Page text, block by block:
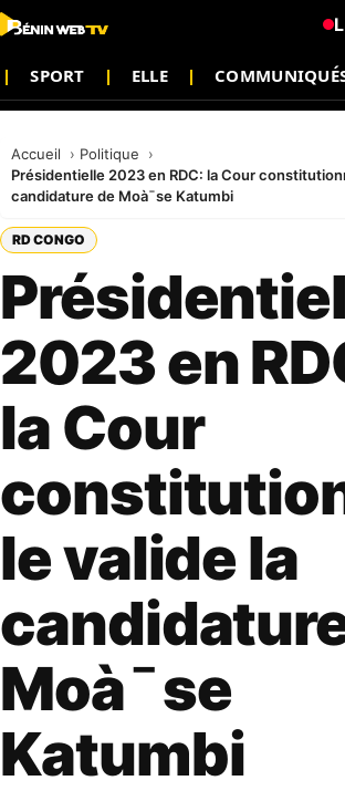
SPORT ELLE
Accueil
Politique
Présidentielle 2023 en RDC: la Cour
candidature de Moà¯se Katumbi
RD CONGO
2023 en
la Cour
le valide la
Moà¯se
Katumbi